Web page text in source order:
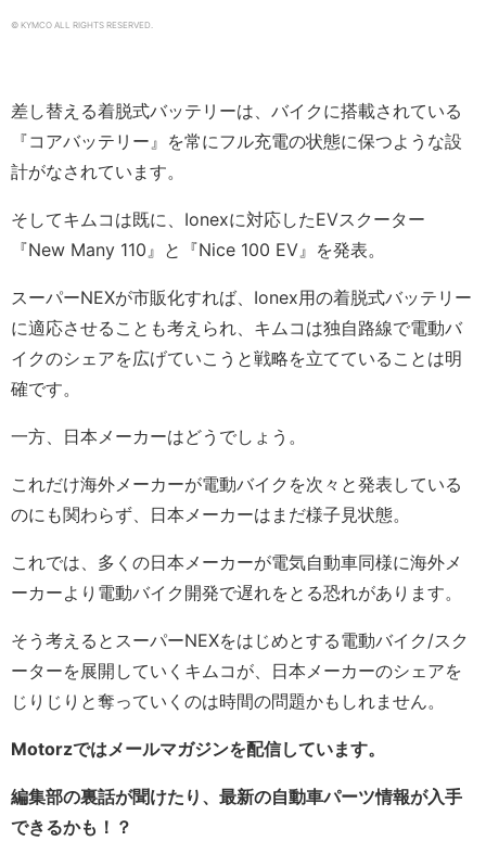
© KYMCO ALL RIGHTS RESERVED.
差し替える着脱式バッテリーは、バイクに搭載されている
『コアバッテリー』を常にフル充電の状態に保つような設
計がなされています。
そしてキムコは既に、Ionexに対応したEVスクーター
『New Many 110』と『Nice 100 EV』を発表。
スーパーNEXが市販化すれば、Ionex用の着脱式バッテリー
に適応させることも考えられ、キムコは独自路線で電動バ
イクのシェアを広げていこうと戦略を立てていることは明
確です。
一方、日本メーカーはどうでしょう。
これだけ海外メーカーが電動バイクを次々と発表している
のにも関わらず、日本メーカーはまだ様子見状態。
これでは、多くの日本メーカーが電気自動車同様に海外メ
ーカーより電動バイク開発で遅れをとる恐れがあります。
そう考えるとスーパーNEXをはじめとする電動バイク/スク
ーターを展開していくキムコが、日本メーカーのシェアを
じりじりと奪っていくのは時間の問題かもしれません。
Motorzではメールマガジンを配信しています。
編集部の裏話が聞けたり、最新の自動車パーツ情報が入手
できるかも！？